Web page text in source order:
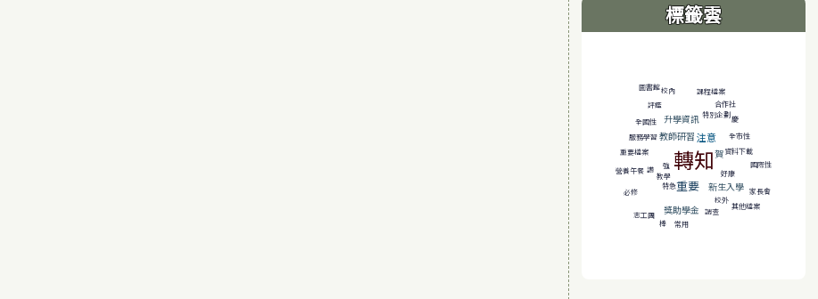
標籤雲
圖書館
評鑑
校內 課程檔案
教師研習
升學資訊 特別企劃
合作社
重要檔案
服務學習
全國性 慶
轉知
注意
賀資料下載
全市性
營養午餐 讚
教學
強
特急重要 新生入學
好康
國際性
必修 家長會
志工團
棒
獎助學金
常用
調查
校外
其他檔案